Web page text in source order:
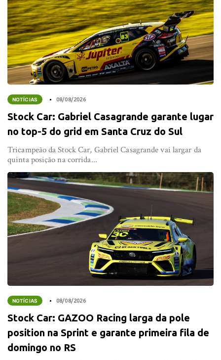
NOTÍCIAS 08/08/2026
Stock Car: Gabriel Casagrande garante lugar
no top-5 do grid em Santa Cruz do Sul
Tricampeão da Stock Car, Gabriel Casagrande vai largar da
quinta posição na corrida...
NOTÍCIAS 08/08/2026
Stock Car: GAZOO Racing larga da pole
position na Sprint e garante primeira fila de
domingo no RS